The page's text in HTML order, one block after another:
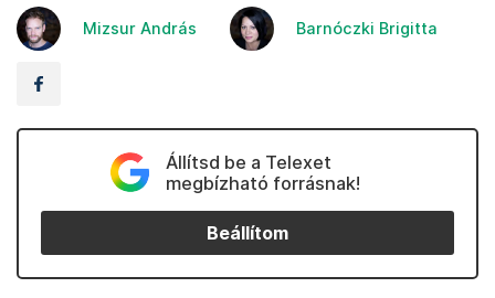
Mizsur András Barnóczki Brigitta
Állítsd be a Telexet
megbízható forrásnak!
Beállítom